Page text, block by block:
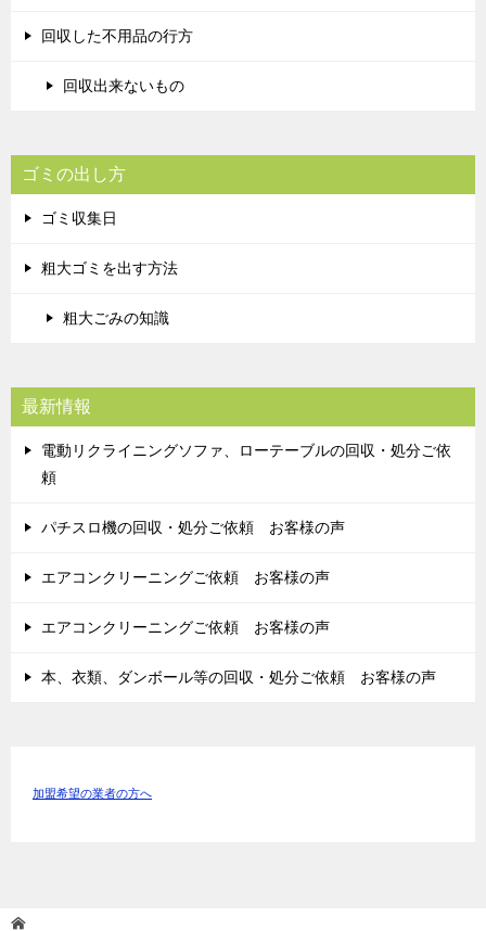
回収した不用品の行方
回収出来ないもの
ゴミの出し方
ゴミ収集日
粗大ゴミを出す方法
粗大ごみの知識
最新情報
電動リクライニングソファ、ローテーブルの回収・処分ご依
頼
パチスロ機の回収・処分ご依頼 お客様の声
エアコンクリーニングご依頼 お客様の声
エアコンクリーニングご依頼 お客様の声
本、衣類、ダンボール等の回収・処分ご依頼 お客様の声
加盟希望の業者の方へ